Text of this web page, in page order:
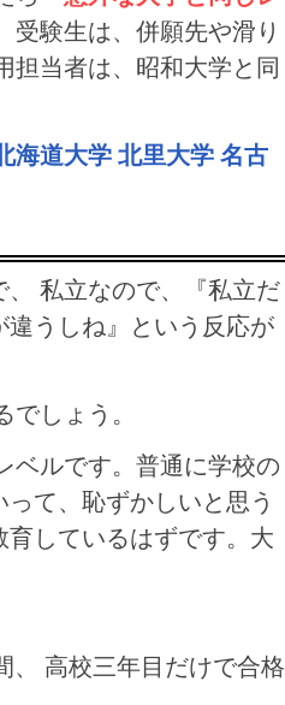
受験生は、併願先や滑り
担当者は、昭和大学と同
海道大学北里大学名古
私立なので、『私立だ
うしね』という反応が
しょう。
ベルです。普通に学校の
て、恥ずかしいと思う
しているはずです。大
、 高校三年目だけで合格